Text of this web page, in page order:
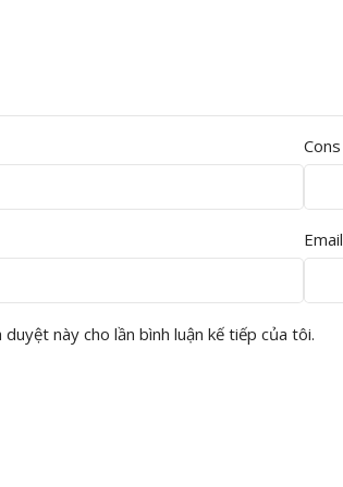
Cons
Email
này cho lần bình luận kế tiếp của tôi.